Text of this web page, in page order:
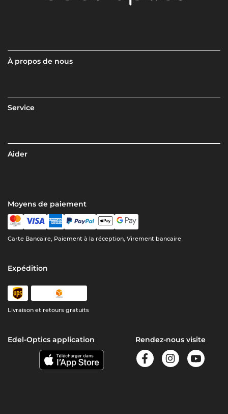
À propos de nous
Service
Aider
Moyens de paiement
Carte Bancaire, Paiement à la réception, Virement bancaire
Expédition
Livraison et retours gratuits
Edel-Optics application Rendez-nous visite